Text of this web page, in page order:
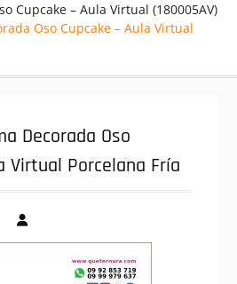
Cupcake – Aula Virtual (180005AV)
Oso Cupcake – Aula Virtual
Decorada Oso
Virtual Porcelana Fría